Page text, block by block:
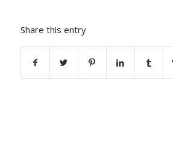
Share this entry